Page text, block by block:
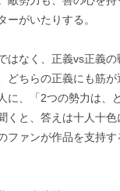
ーがいたりする。
はなく、正義vs正義
どちらの正義にも筋
に、「2つの勢力は、
くと、答えは十人十色
ファンが作品を支持